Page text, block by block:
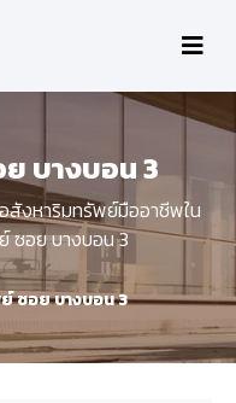
บางบอน 3
สังหาริมทรัพย์มืออาชีพใน
ซอย บางบอน 3
ซอย บางบอน 3